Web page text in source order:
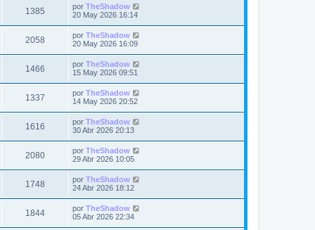
a
j
e
a
e
n
s
a
j
e
a
m
o
m
e
n
s
a
j
e
1385
i
a
Ú
l
m
o
m
e
n
s
a
j
e
por TheShadow
20 May 2026 16:14
2058
i
a
Ú
l
m
o
m
e
n
s
a
j
e
por TheShadow
20 May 2026 16:09
1466
i
a
Ú
m
o
m
e
n
s
a
j
e
por TheShadow
15 May 2026 09:51
1337
i
t
a
Ú
m
o
m
e
n
s
a
j
e
por TheShadow
14 May 2026 20:52
1616
i
a
s
Ú
l
m
o
m
e
n
s
a
j
e
por TheShadow
30 Abr 2026 20:13
2080V
i
a
Ú
l
m
o
m
e
n
s
por TheShadow
29 Abr 2026 10:05
1748
i
Ú
l
m
o
por TheShadow
24 Abr 2026 18:12
1844V
Ú
l
por TheShadow
05 Abr 2026 22:34